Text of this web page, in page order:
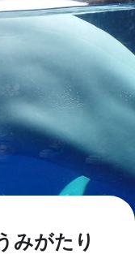
みがたり